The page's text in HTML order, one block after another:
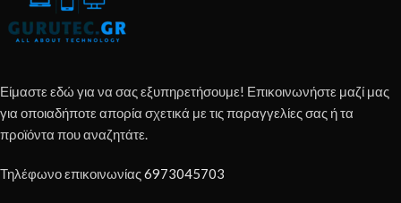
Είμαστε εδώ για να σας εξυπηρετήσουμε! Επικοινωνήστε μαζί μας
για οποιαδήποτε απορία σχετικά με τις παραγγελίες σας ή τα
προϊόντα που αναζητάτε.
Τηλέφωνο επικοινωνίας6973045703